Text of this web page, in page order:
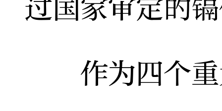
过国家审定的
作为四个重